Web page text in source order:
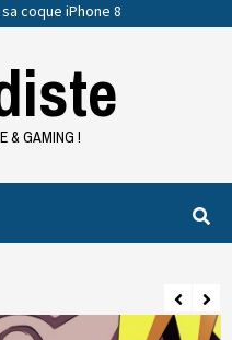
coque iPhone 8
& GAMING !